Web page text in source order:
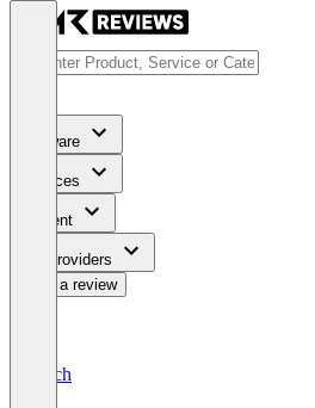
Software
Services
Content
For Providers
Write a review
Deutsch